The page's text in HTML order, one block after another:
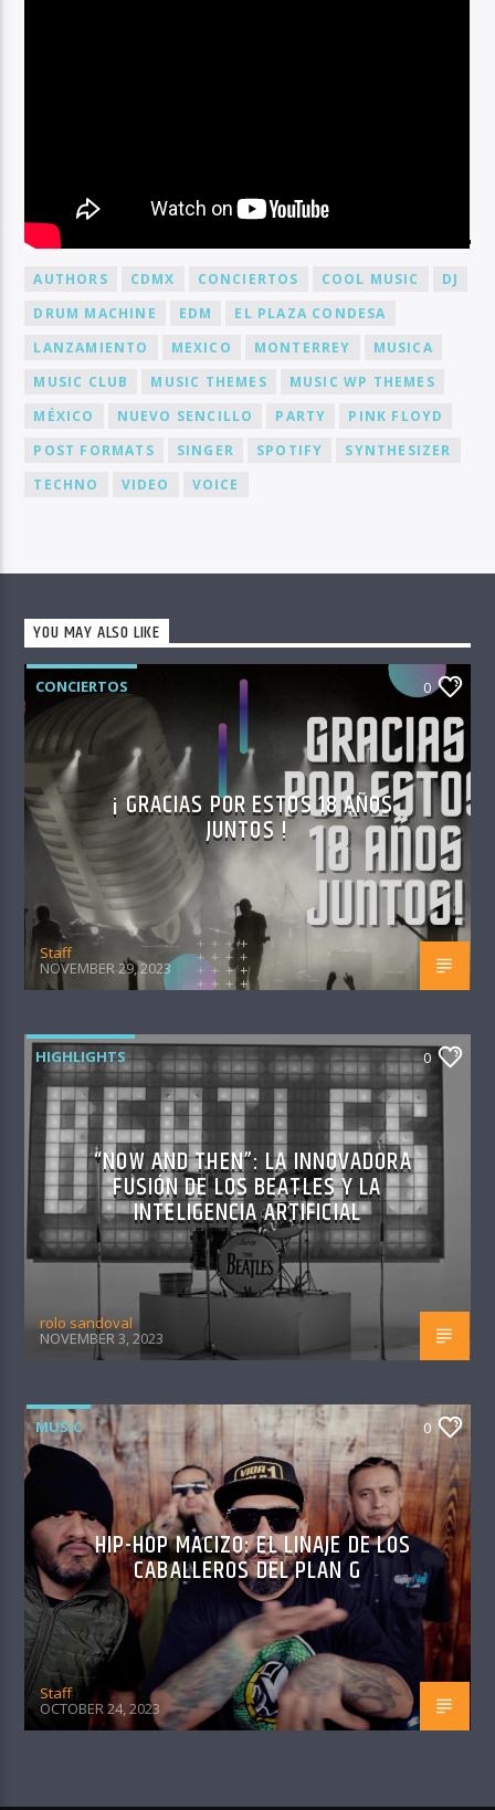
BY TAG
AUTHORS CDMX CONCIERTOS COOL MUSIC
DJ
DRUM MACHINE
EDM
EL PLAZA CONDESA
LANZAMIENTO
MEXICO MONTERREY
MUSICA
MUSIC CLUB
MUSIC THEMES
MUSIC WP THEMES
MÉXICO
NUEVO SENCILLO PARTY
PINK FLOYD
POST FORMATS
SINGER SPOTIFY
SYNTHESIZER
TECHNO
VIDEO VOICE
YOU MAY ALSO LIKE
CONCIERTOS 0
¡ GRACIAS POR ESTOS 18 AÑOS
JUNTOS !
Staff
NOVEMBER 29, 2023
HIGHLIGHTS 0
“NOW AND THEN”: LA INNOVADORA
FUSIÓN DE LOS BEATLES Y LA
INTELIGENCIA ARTIFICIAL
rolo sandoval
NOVEMBER 3, 2023
MUSIC 0
HIP-HOP MACIZO: EL LINAJE DE LOS
CABALLEROS DEL PLAN G
Staff
OCTOBER 24, 2023